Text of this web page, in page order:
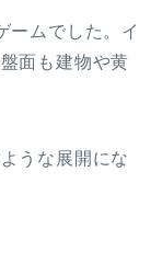
ームでした。イ
面も建物や黄
うな展開にな